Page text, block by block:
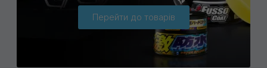
Перейти до товарів